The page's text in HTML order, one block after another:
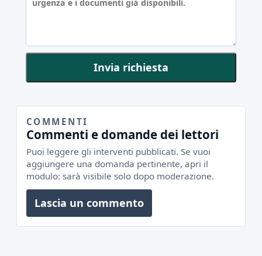
Invia richiesta
COMMENTI
Commenti e domande dei lettori
Puoi leggere gli interventi pubblicati. Se vuoi
aggiungere una domanda pertinente, apri il
modulo: sarà visibile solo dopo moderazione.
Lascia un commento